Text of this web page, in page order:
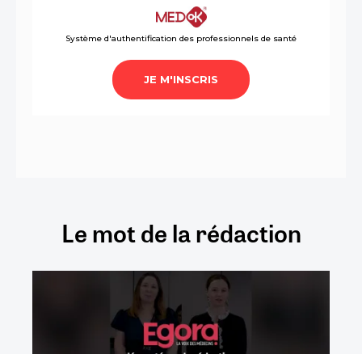
Le mot de la rédaction